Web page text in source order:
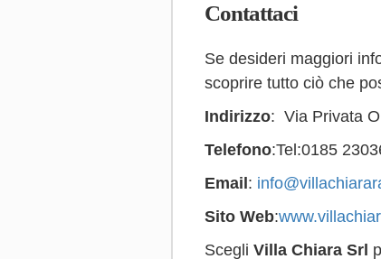
Contattaci
Se desideri maggiori
scoprire tutto ciò che
Indirizzo: Via Privata
Telefono:Tel:0185
Email :
Sito Web:
Scegli Villa Chiara Srl